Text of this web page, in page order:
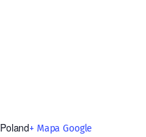
Poland+ Mapa Google